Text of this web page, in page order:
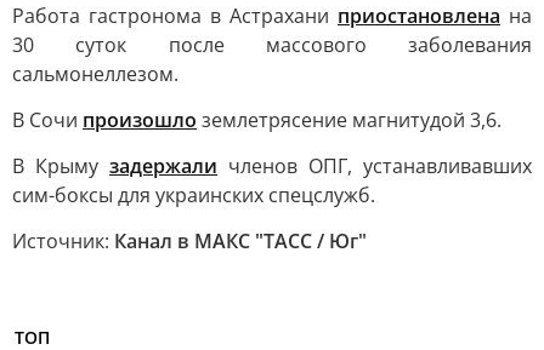
Работа гастронома в Астрахани приостановлена на
30 суток после массового заболевания
сальмонеллезом.
В Сочи произошло землетрясение магнитудой 3,6.
В Крыму задержали членов ОПГ, устанавливавших
сим-боксы для украинских спецслужб.
Источник: Канал в МАКС "ТАСС / Юг"
ТОП